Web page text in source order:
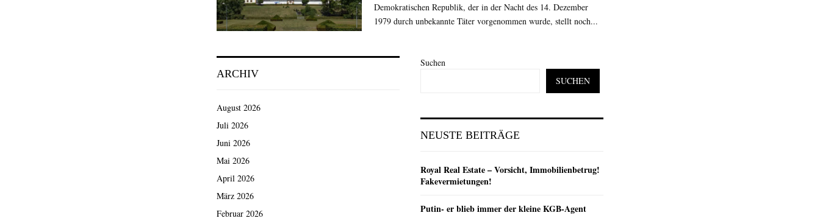
Demokratischen Republik, der in der Nacht des 14. Dezember
1979 durch unbekannte Täter vorgenommen wurde, stellt noch...
ARCHIV
August 2026
Juli 2026
Juni 2026
Mai 2026
April 2026
März 2026
Februar 2026
Suchen
SUCHEN
NEUSTE BEITRÄGE
Royal Real Estate – Vorsicht, Immobilienbetrug!
Fakevermietungen!
Putin- er blieb immer der kleine KGB-Agent